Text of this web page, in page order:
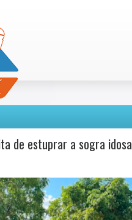
de estuprar a sogra idosa